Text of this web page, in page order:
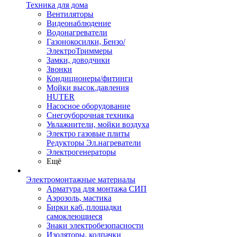
Техника для дома
Вентиляторы
Видеонаблюдение
Водонагреватели
Газонокосилки, Бензо/
ЭлектроТриммеры
Замки, доводчики
Звонки
Кондиционеры/фитинги
Мойки высок.давления
HUTER
Насосное оборудование
Снегоуборочная техника
Увлажнители, мойки воздуха
Электро газовые плиты
Редукторы Эл.нагреватели
Электрогенераторы
Ещё
Электромонтажные материалы
Арматура для монтажа СИП
Аэрозоль, мастика
Бирки каб.,площадки
самоклеющиеся
Знаки электробезопасности
Изоляторы, колпачки